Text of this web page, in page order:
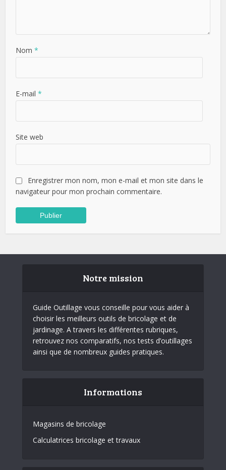
Nom*
E-mail*
Site web
Enregistrer mon nom, mon e-mail et mon site dans le
navigateur pour mon prochain commentaire.
Notre mission
Guide Outillage vous conseille pour vous aider à
choisir les meilleurs outils de bricolage et de
jardinage. A travers les différentes rubriques,
retrouvez nos comparatifs, nos tests d’outillages
ainsi que de nombreux guides pratiques.
Informations
Magasins de bricolage
Calculatrices bricolage et travaux